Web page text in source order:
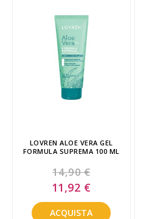
LOVREN ALOE VERA GEL
FORMULA SUPREMA 100 ML
14,90 €
Special
Price
11,92 €
ACQUISTA